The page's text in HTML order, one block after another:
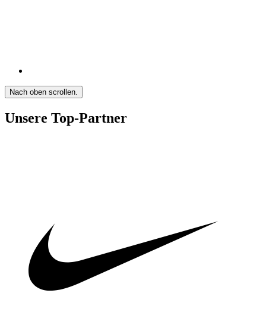
Nach oben scrollen.
Unsere Top-Partner